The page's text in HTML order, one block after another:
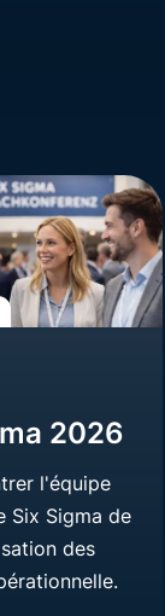
2026
l'équipe
Six Sigma de
des